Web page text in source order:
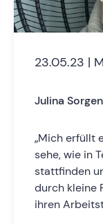
23.05.23 |
Julina
„Mich erfüllt
sehe, wie in
stattfinden
durch kleine
ihren